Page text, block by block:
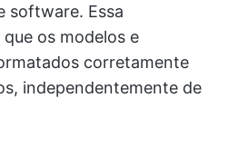
software. Essa
os modelos e
corretamente
independentemente de